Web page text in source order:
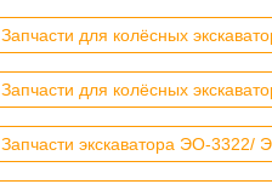
Запчасти для колёсных
Запчасти для колёсных
Запчасти экскаватора ЭО-